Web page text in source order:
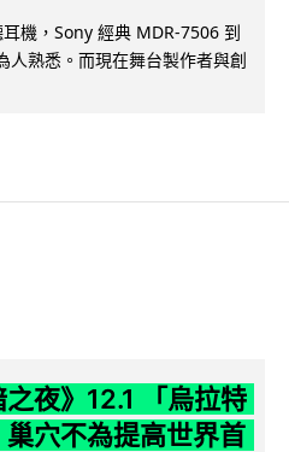
機，Sony 經典 MDR-7506 到
人熟悉。而現在舞台製作者與創
之夜》12.1 「烏拉特
穴不為提高世界首